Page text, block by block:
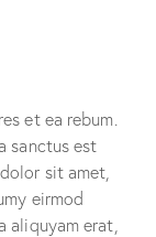
et ea rebum.
sanctus est
sit amet,
eirmod
aliquyam erat,